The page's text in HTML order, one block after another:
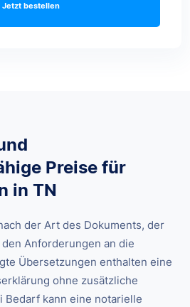
Jetzt bestellen
Preise für
in TN
der Art des Dokuments, der
Anforderungen an die
Übersetzungen enthalten eine
ohne zusätzliche
Bedarf kann eine notarielle